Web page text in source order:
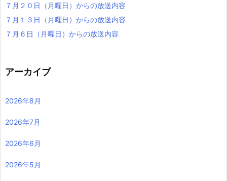
７月２０日（月曜日）からの放送内容
７月１３日（月曜日）からの放送内容
７月６日（月曜日）からの放送内容
アーカイブ
2026年8月
2026年7月
2026年6月
2026年5月